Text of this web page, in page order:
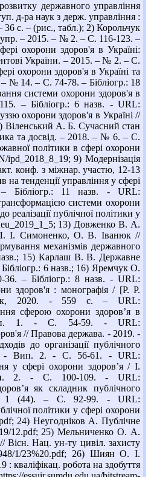
державного управління
д-ра наук з держ. управління :
с. – (рис., табл.); 2) Корольчук
упр. – 2015. – № 2. – С. 116-123. –
охорони здоров'я в Україні:
України. – 2015. – № 2. – С.
охорони здоров'я в Україні та
№ 14. – С. 74-78. – Бібліогр.: 18
системи охорони здоров'я в
– Бібліогр.: 6 назв. - URL:
охорони здоров'я в Україні //
Віленський А. Б. Сучасний стан
та досвід. – 2018. – № 6. – С.
політики в сфері охорони
9) Модернізація
конф. з міжнар. участю, 12-13
тенденції управління у сфері
11 назв. - URL:
системи охорони
публічної політики у
13) Довженко В. А.
Л. І. Симоненко, О. В. Іванюк //
механізмів державного
15) Карлаш В. В. Державне
6 назв.; 16) Яремчук О.
– Бібліогр.: 8 назв. - URL:
здоров'я : монографія / [Р. Р.
2020. - 559 с. – URL:
сферою охорони здоров’я в
- Вип. 1. - С. 54-59. - URL:
// Правова держава. - 2019. -
до організації публічного
- Вип. 2. - С. 56-61. - URL:
у сфері охорони здоров’я / І.
2. - С. 100-109. - URL:
як складник публічного
1 (44). – С. 92-99. - URL:
політики у сфері охорони
24) Неугодніков А. Публічне
12.pdf; 25) Мельниченко О. А.
Нац. ун-ту цивіл. захисту
1/23%20.pdf; 26) Шиян О. І.
кваліфікац. робота на здобуття